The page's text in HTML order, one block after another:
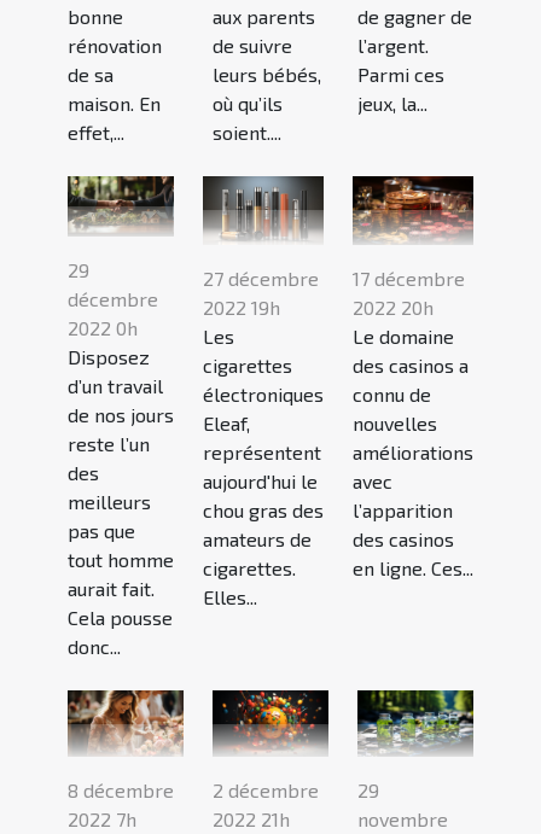
bonne
rénovation
de sa
maison. En
effet,...
aux parents
de suivre
leurs bébés,
où qu’ils
soient....
de gagner de
l’argent.
Parmi ces
jeux, la...
29
décembre
2022 0h
Disposez
d’un travail
de nos jours
reste l’un
des
meilleurs
pas que
tout homme
aurait fait.
Cela pousse
donc...
27 décembre
2022 19h
Les
cigarettes
électroniques
Eleaf,
représentent
aujourd'hui le
chou gras des
amateurs de
cigarettes.
Elles...
17 décembre
2022 20h
Le domaine
des casinos a
connu de
nouvelles
améliorations
avec
l’apparition
des casinos
en ligne. Ces...
8 décembre
2022 7h
2 décembre
2022 21h
29
novembre